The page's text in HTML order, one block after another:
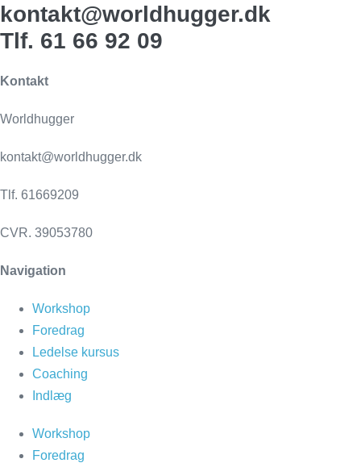
kontakt@worldhugger.dk
Tlf. 61 66 92 09
Kontakt
Worldhugger
kontakt@worldhugger.dk
Tlf. 61669209
CVR. 39053780
Navigation
Workshop
Foredrag
Ledelse kursus
Coaching
Indlæg
Workshop
Foredrag